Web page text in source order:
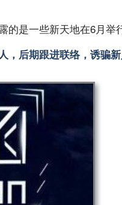
是一些新天地在6月举
后期跟进联络，诱骗新